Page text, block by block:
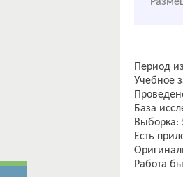
Период
Учебное
База
Выборка:
Есть